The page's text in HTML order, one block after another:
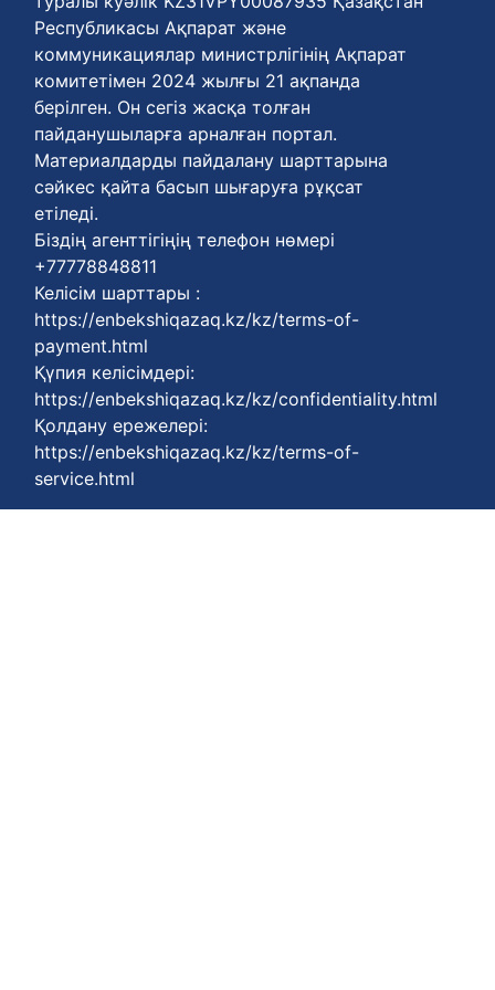
Республикасы Ақпарат және
коммуникациялар министрлігінің Ақпарат
комитетімен 2024 жылғы 21 ақпанда
берілген. Он сегіз жасқа толған
пайданушыларға арналған портал.
Материалдарды пайдалану шарттарына
сәйкес қайта басып шығаруға рұқсат
етіледі.
Біздің агенттігіңің телефон нөмері
+77778848811
Келісім шарттары :
https://enbekshiqazaq.kz/kz/terms-of-
payment.html
Қүпия келісімдері:
https://enbekshiqazaq.kz/kz/confidentiality.html
Қолдану ережелері:
https://enbekshiqazaq.kz/kz/terms-of-
service.html